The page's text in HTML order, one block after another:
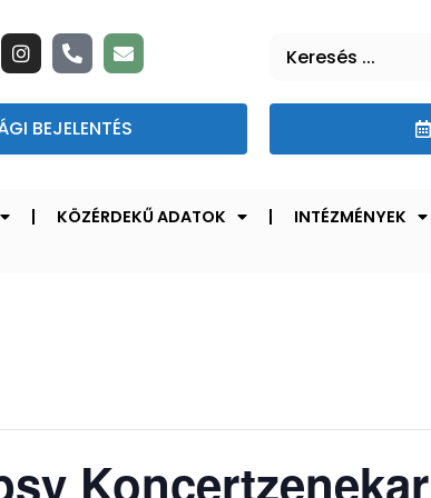
BEJELENTÉS
KÖZÉRDEKŰ ADATOK INTÉZMÉNYEK
Koncertzenekar